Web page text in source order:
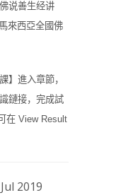
说善生经讲
來西亞全國佛
】進入章節，
鏈接，完成試
在 View Result
2019